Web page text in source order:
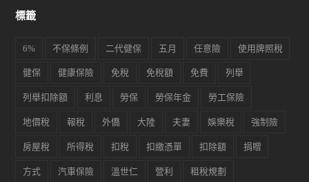
標籤
6% 不保條例 二代健保 五月 任意險 使用牌照稅
健保 健康保險 免稅 免稅額 免費 列舉
列舉扣除額 利息 勞保 勞保年金 勞工保險
地價稅 報稅 外僑 大陸 夫妻 娛樂稅 強制險
房屋稅 所得稅 扣稅 扣繳憑單 扣除額 捐贈
方式 汽車保險 溫世仁 營利 租稅規劃